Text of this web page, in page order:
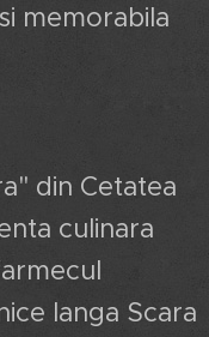
memorabila
din Cetatea
culinara
langa Scara